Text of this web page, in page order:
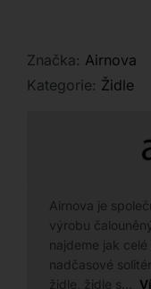
Značka: Airnova
Kategorie: Židle
Airnova je
výrobu
najdeme jak
nadčasové
židle, židle s…